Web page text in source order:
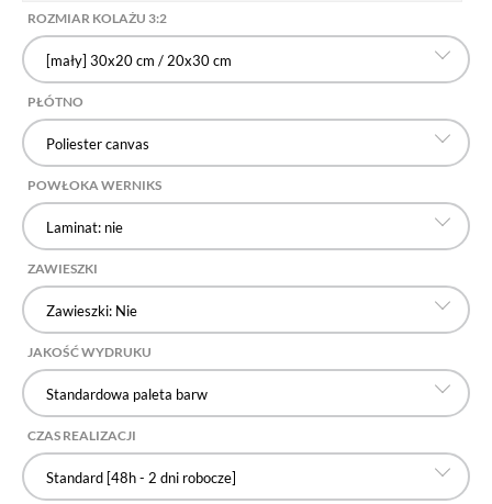
ROZMIAR KOLAŻU 3:2
[mały] 30x20 cm / 20x30 cm
PŁÓTNO
Poliester canvas
POWŁOKA WERNIKS
Laminat: nie
ZAWIESZKI
Zawieszki: Nie
JAKOŚĆ WYDRUKU
Standardowa paleta barw
CZAS REALIZACJI
Standard [48h - 2 dni robocze]